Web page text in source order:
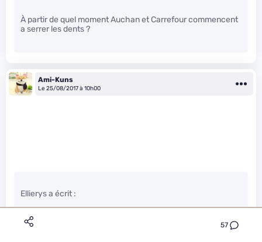
57
À partir de quel moment Auchan et Carrefour commencent
a serrer les dents ?
Ami-Kuns
Le 25/08/2017 à 10h00
Ellierys a écrit :